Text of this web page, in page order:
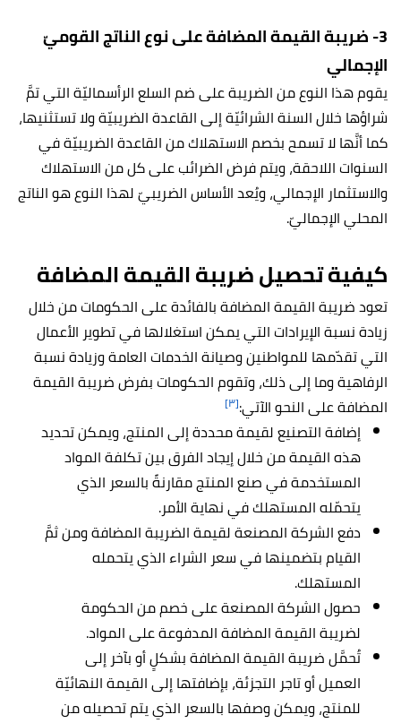
3- ضريبة القيمة المضافة على نوع الناتج القوميّ
الإجمالي
يقوم هذا النوع من الضريبة على ضم السلع الرأسماليّة التي تمَّ
شراؤها خلال السنة الشرائيّة إلى القاعدة الضريبيّة ولا تستثنيها،
كما أنَّها لا تسمح بخصم الاستهلاك من القاعدة الضريبيّة في
السنوات اللاحقة، ويتم فرض الضرائب على كل من الاستهلاك
والاستثمار الإجمالي، ويُعد الأساس الضريبيّ لهذا النوع هو الناتج
المحلي الإجماليّ.
كيفية تحصيل ضريبة القيمة المضافة
تعود ضريبة القيمة المضافة بالفائدة على الحكومات من خلال
زيادة نسبة الإيرادات التي يمكن استغلالها في تطوير الأعمال
التي تقدّمها للمواطنين وصيانة الخدمات العامة وزيادة نسبة
الرفاهية وما إلى ذلك، وتقوم الحكومات بفرض ضريبة القيمة
المضافة على النحو الآتي:[٣]
إضافة التصنيع لقيمة محددة إلى المنتج، ويمكن تحديد
هذه القيمة من خلال إيجاد الفرق بين تكلفة المواد
المستخدمة في صنع المنتج مقارنةً بالسعر الذي
يتحمّله المستهلك في نهاية الأمر.
دفع الشركة المصنعة لقيمة الضريبة المضافة ومن ثمَّ
القيام بتضمينها في سعر الشراء الذي يتحمله
المستهلك.
حصول الشركة المصنعة على خصم من الحكومة
لضريبة القيمة المضافة المدفوعة على المواد.
تُحمَّل ضريبة القيمة المضافة بشكلٍ أو بآخر إلى
العميل أو تاجر التجزئة، بإضافتها إلى القيمة النهائيّة
للمنتج، ويمكن وصفها بالسعر الذي يتم تحصيله من